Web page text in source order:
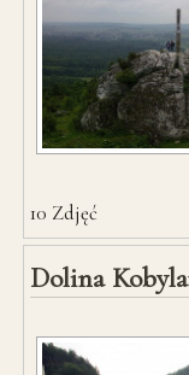
10 Zdjęć
Dolina